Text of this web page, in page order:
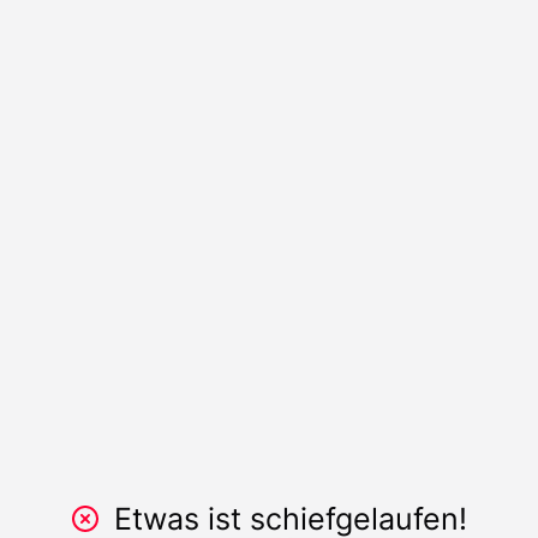
Etwas ist schiefgelaufen!